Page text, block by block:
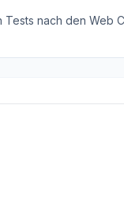
nach den Web